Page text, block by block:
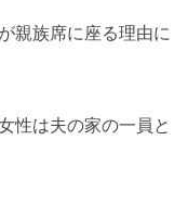
親族席に座る理由に
性は夫の家の一員と